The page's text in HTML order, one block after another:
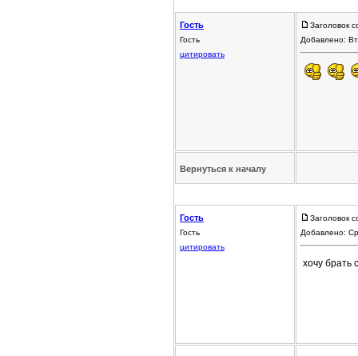
Гость
Гость
цитировать
Заголовок
Добавлено:
Вернуться к началу
Гость
Гость
цитировать
Заголовок
Добавлено:
хочу брать